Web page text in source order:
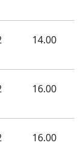
14.00
16.00
16.00